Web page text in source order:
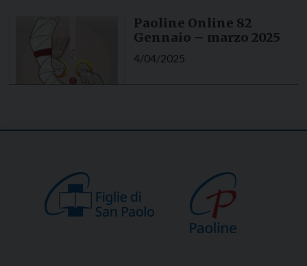
Paoline Online 82
Gennaio – marzo 2025
4/04/2025